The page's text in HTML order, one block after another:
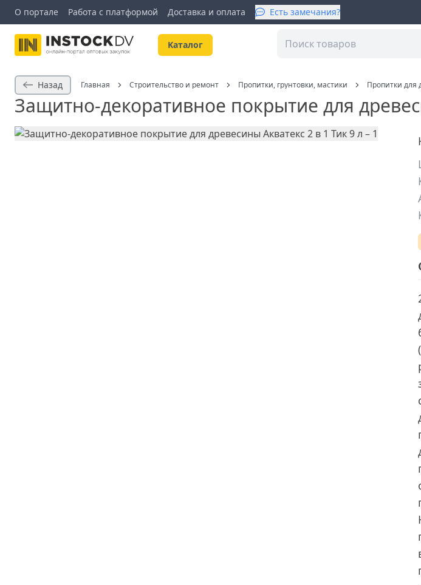
О портале Работа с платформой Доставка и оплата Есть замечания?
Kаталог
Назад Главная Строительство и ремонт Пропитки, грунтовки, мастики Пропитки для
Защитно-декоративное покрытие для